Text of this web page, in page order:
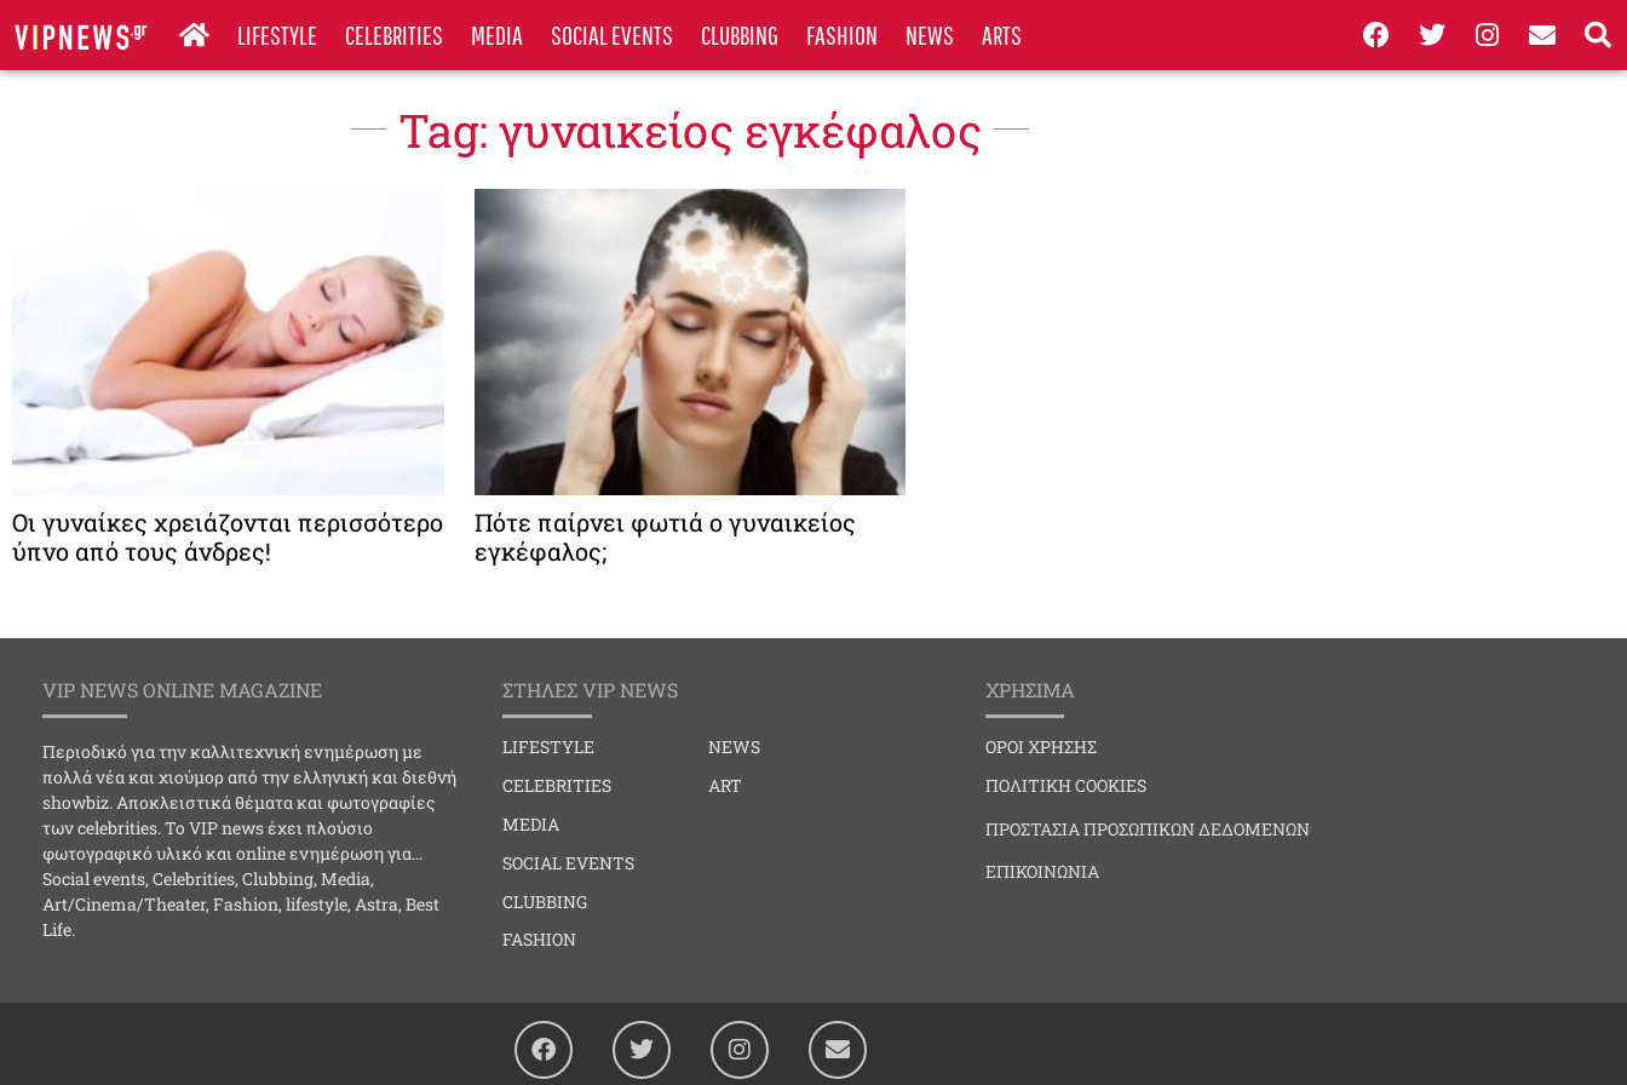
LIFESTYLE CELEBRITIES MEDIA SOCIAL EVENTS CLUBBING FASHION NEWS ARTS
Tag: γυναικείος εγκέφαλος
Οι γυναίκες χρειάζονται περισσότερο
ύπνο από τους άνδρες!
Πότε παίρνει φωτιά ο γυναικείος
εγκέφαλος;
VIP NEWS ONLINE MAGAZINE
Περιοδικό για την καλλιτεχνική ενημέρωση με
πολλά νέα και χιούμορ από την ελληνική και διεθνή
showbiz. Αποκλειστικά θέματα και φωτογραφίες
των celebrities. Το VIP news έχει πλούσιο
φωτογραφικό υλικό και online ενημέρωση για…
Social events, Celebrities, Clubbing, Media,
Art/Cinema/Theater, Fashion, lifestyle, Astra, Best
Life.
ΣΤΗΛΕΣ VIP NEWS
LIFESTYLE
CELEBRITIES
MEDIA
SOCIAL EVENTS
CLUBBING
FASHION
NEWS
ART
ΧΡΗΣΙΜΑ
ΟΡΟΙ ΧΡΗΣΗΣ
ΠΟΛΙΤΙΚΗ COOKIES
ΠΡΟΣΤΑΣΙΑ ΠΡΟΣΩΠΙΚΩΝ ΔΕΔΟΜΕΝΩΝ
ΕΠΙΚΟΙΝΩΝΙΑ